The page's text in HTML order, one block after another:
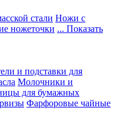
стали Ножи с
ножеточки ... Показать
и подставки для
Молочники и
для бумажных
Фарфоровые чайные